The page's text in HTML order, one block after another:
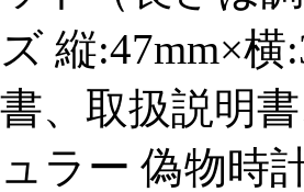
ズ 縦:47mm×
書、取扱説明
ュラー 偽物時